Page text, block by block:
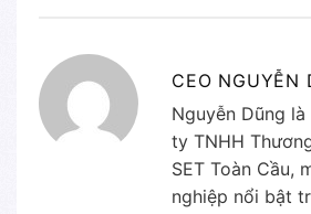
CEO NGUYỄN
Nguyễn Dũng
ty TNHH
SET Toàn Cầu,
nghiệp nổi bật